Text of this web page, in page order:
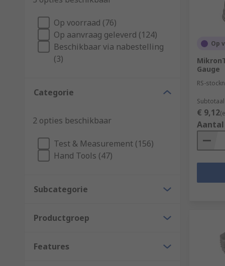
Op voorraad (76)
Op aanvraag geleverd (124)
Beschikbaar via nabestelling
(3)
Categorie
2 opties beschikbaar
Test & Measurement (156)
Hand Tools (47)
Subcategorie
Productgroep
Features
Op
Gauge
RS-
€ 9,12
Aantal